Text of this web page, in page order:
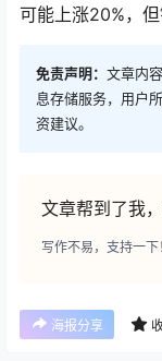
可能上涨20%，但
免责声明： 文章内
息存储服务，用户
资建议。
文章帮到了我，
写作不易，支持一下
海报分享